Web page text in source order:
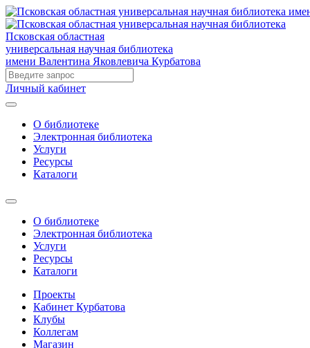
Псковская областная
универсальная научная библиотека
имени Валентина Яковлевича Курбатова
Личный кабинет
О библиотеке
Электронная библиотека
Услуги
Ресурсы
Каталоги
О библиотеке
Электронная библиотека
Услуги
Ресурсы
Каталоги
Проекты
Кабинет Курбатова
Клубы
Коллегам
Магазин